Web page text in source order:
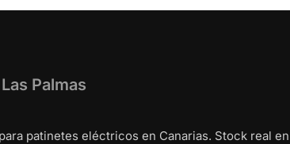
Palmas
patinetes eléctricos en Canarias. Stock real